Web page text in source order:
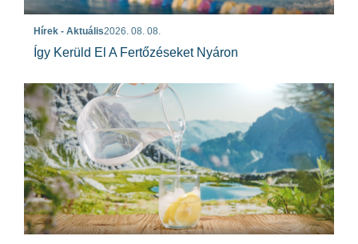
Hírek - Aktuális2026. 08. 08.
Így Kerüld El A Fertőzéseket Nyáron